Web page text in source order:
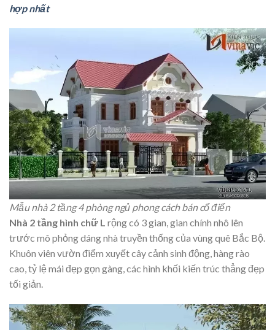
hợp nhất
Mẫu nhà 2 tầng 4 phòng ngủ phong cách bán cổ điển
Nhà 2 tầng hình chữ L rộng có 3 gian, gian chính nhô lên
trước mô phỏng dáng nhà truyền thống của vùng quê Bắc Bộ.
Khuôn viên vườn điểm xuyết cây cảnh sinh động, hàng rào
cao, tỷ lệ mái đẹp gọn gàng, các hình khối kiến trúc thẳng đẹp
tối giản.